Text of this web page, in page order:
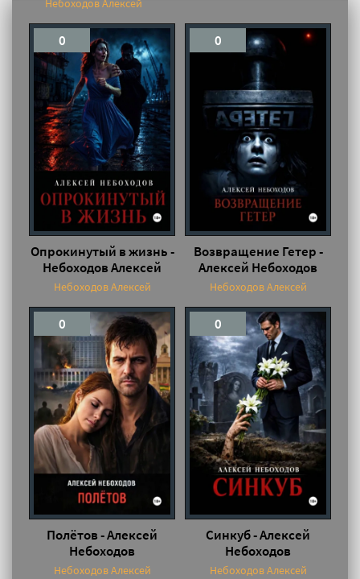
Небоходов Алексей
0
Опрокинутый в жизнь -
Небоходов Алексей
Небоходов Алексей
0
Возвращение Гетер -
Алексей Небоходов
Небоходов Алексей
0
Полётов - Алексей
Небоходов
Небоходов Алексей
0
Синкуб - Алексей
Небоходов
Небоходов Алексей